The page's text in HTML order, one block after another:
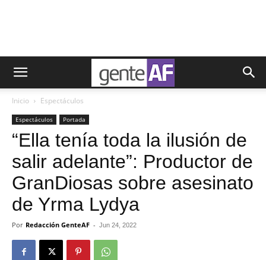
Inicio Espectáculos
Espectáculos Portada
“Ella tenía toda la ilusión de
salir adelante”: Productor de
GranDiosas sobre asesinato
de Yrma Lydya
Por Redacción GenteAF - Jun 24, 2022